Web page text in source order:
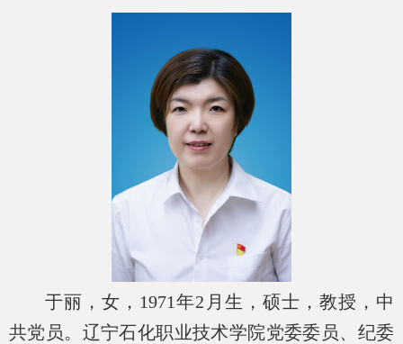
于丽，女， 1971年2 月生，硕士，教授，中
共党员。辽宁石化职业技术学院党委委员、纪委